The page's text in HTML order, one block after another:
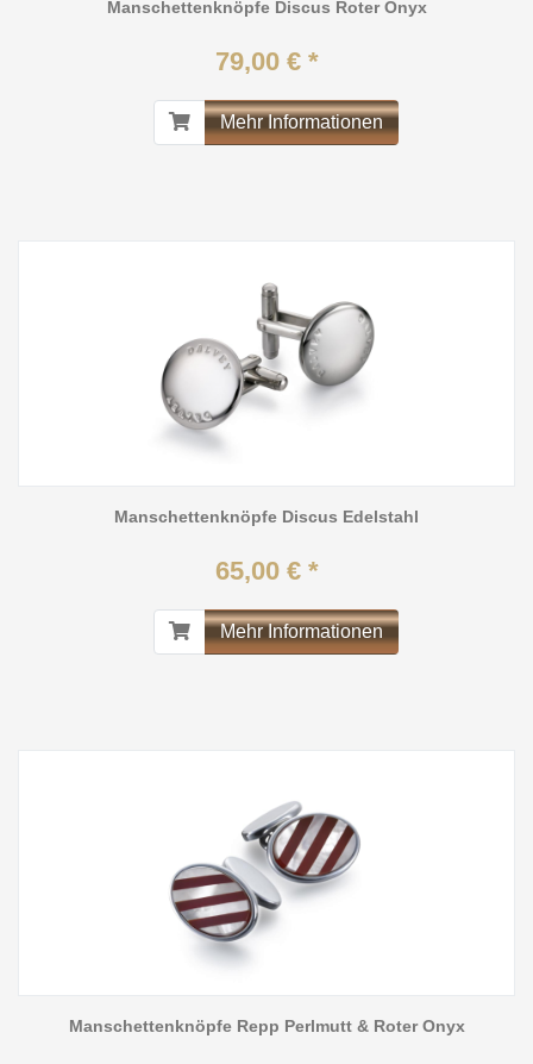
Manschettenknöpfe Discus Roter Onyx
79,00 € *
Mehr Informationen
Manschettenknöpfe Discus Edelstahl
65,00 € *
Mehr Informationen
Manschettenknöpfe Repp Perlmutt & Roter Onyx